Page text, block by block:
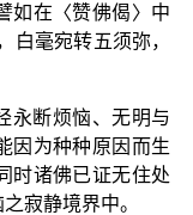
如在〈赞佛偈〉中
白毫宛转五须弥，
永断烦恼、无明与
因为种种原因而生
时诸佛已证无住处
寂静境界中。